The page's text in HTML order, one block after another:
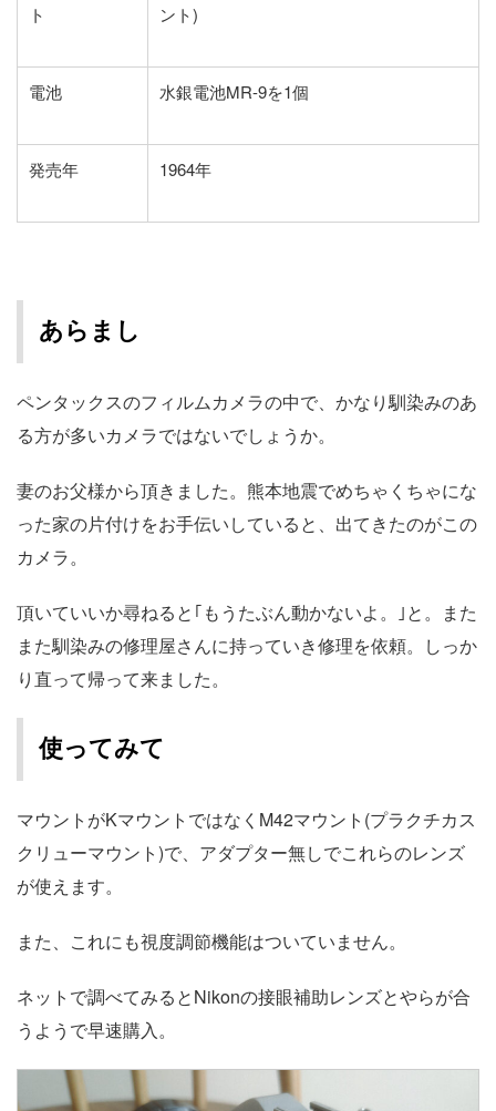
ト
ント)
電池 水銀電池MR-9を1個
発売年 1964年
あらまし
ペンタックスのフィルムカメラの中で、かなり馴染みのあ
る方が多いカメラではないでしょうか。
妻のお父様から頂きました。熊本地震でめちゃくちゃにな
った家の片付けをお手伝いしていると、出てきたのがこの
カメラ。
頂いていいか尋ねると｢もうたぶん動かないよ。｣と。また
また馴染みの修理屋さんに持っていき修理を依頼。しっか
り直って帰って来ました。
使ってみて
マウントがKマウントではなくM42マウント(プラクチカス
クリューマウント)で、アダプター無しでこれらのレンズ
が使えます。
また、これにも視度調節機能はついていません。
ネットで調べてみるとNikonの接眼補助レンズとやらが合
うようで早速購入。